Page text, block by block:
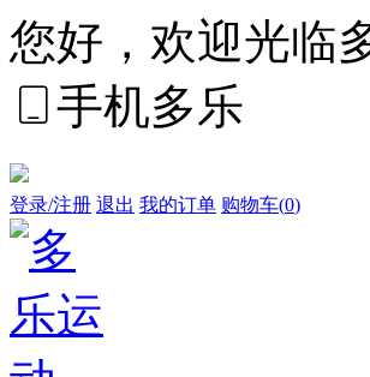
您好，欢迎光临
手机多乐
登录/注册 退出 我的订单 购物车(0)